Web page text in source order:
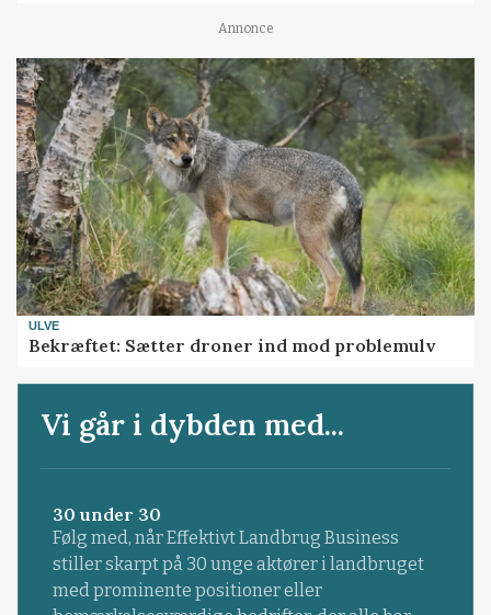
Annonce
ULVE
Bekræftet: Sætter droner ind mod problemulv
Vi går i dybden med...
30 under 30
Følg med, når Effektivt Landbrug Business
stiller skarpt på 30 unge aktører i landbruget
med prominente positioner eller